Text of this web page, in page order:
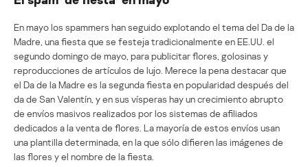
En mayo los spammers han seguido explotando el tema del Da de la
Madre, una fiesta que se festeja tradicionalmente en EE.UU. el
segundo domingo de mayo, para publicitar flores, golosinas y
reproducciones de artículos de lujo. Merece la pena destacar que
el Da de la Madre es la segunda fiesta en popularidad después del
da de San Valentín, y en sus vísperas hay un crecimiento abrupto
de envíos masivos realizados por los sistemas de afiliados
dedicados a la venta de flores. La mayoría de estos envíos usan
una plantilla determinada, en la que sólo difieren las imágenes de
las flores y el nombre de la fiesta.